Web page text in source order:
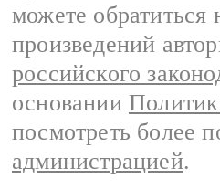
можете обратиться
произведений
российского
основании
посмотреть более
администрацией.